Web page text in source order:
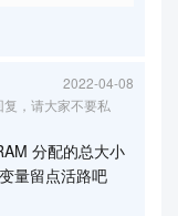
2022-04-08
，请大家不要私
分配的总大小
量留点活路吧